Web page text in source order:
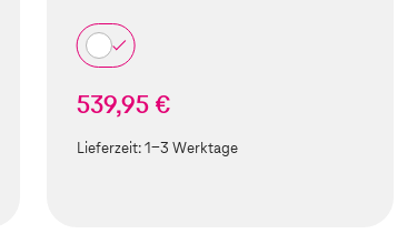
539,95 €
Lieferzeit:1-3 Werktage